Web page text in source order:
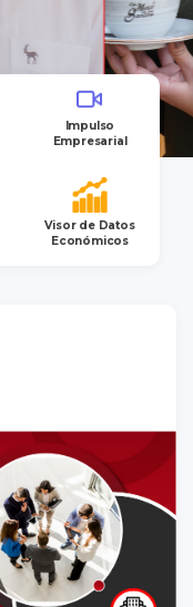
Impulso
Empresarial
Visor de Datos
Económicos